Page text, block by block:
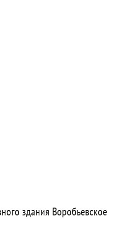
здания Воробьевское